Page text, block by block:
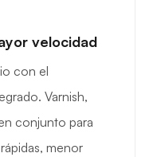
velocidad
con el
Varnish,
conjunto para
menor